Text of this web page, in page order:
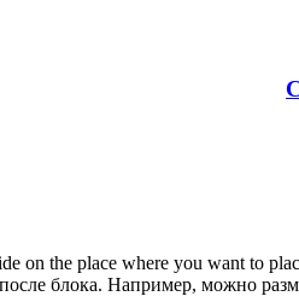
on the place where you want to
блока. Например, можно